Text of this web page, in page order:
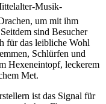
Musik-
um mit ihm
sind Besucher
für das leibliche Wohl
Schlürfen und
Hexeneintopf, leckerem
Met.
ist das Signal für